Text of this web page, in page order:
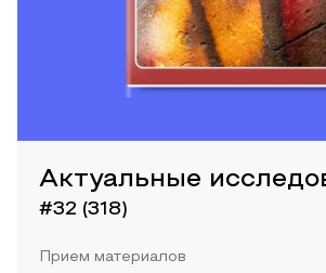
Актуальные
#32 (318)
Прием материалов